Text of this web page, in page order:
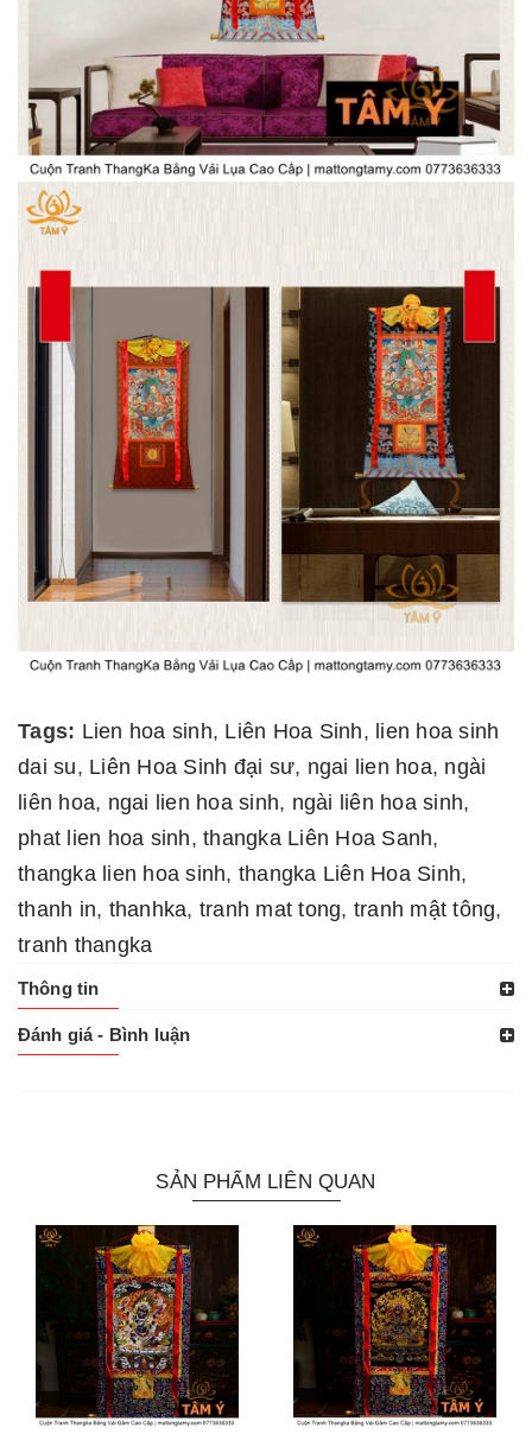
Tags: Lien hoa sinh, Liên Hoa Sinh, lien hoa sinh
dai su, Liên Hoa Sinh đại sư, ngai lien hoa, ngài
liên hoa, ngai lien hoa sinh, ngài liên hoa sinh,
phat lien hoa sinh, thangka Liên Hoa Sanh,
thangka lien hoa sinh, thangka Liên Hoa Sinh,
thanh in, thanhka, tranh mat tong, tranh mật tông,
tranh thangka
Thông tin
Đánh giá - Bình luận
SẢN PHẨM LIÊN QUAN